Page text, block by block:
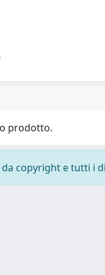
prodotto.
copyright e tutti i